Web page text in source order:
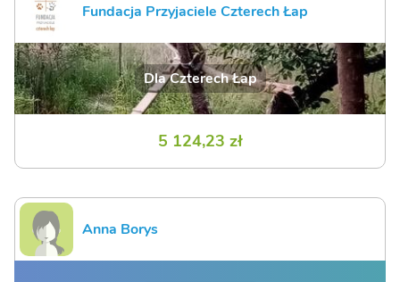
Fundacja Przyjaciele Czterech Łap
Dla Czterech Łap
5 124,23 zł
Anna Borys